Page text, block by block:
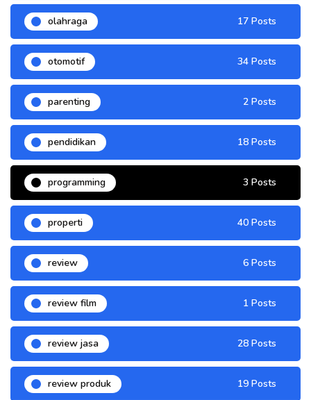
olahraga 17 Posts
otomotif 34 Posts
parenting 2 Posts
pendidikan 18 Posts
programming 3 Posts
properti 40 Posts
review 6 Posts
review film 1 Posts
review jasa 28 Posts
review produk 19 Posts